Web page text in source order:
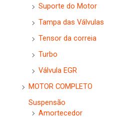
Suporte do Motor
Tampa das Válvulas
Tensor da correia
Turbo
Válvula EGR
MOTOR COMPLETO
Suspensão
Amortecedor